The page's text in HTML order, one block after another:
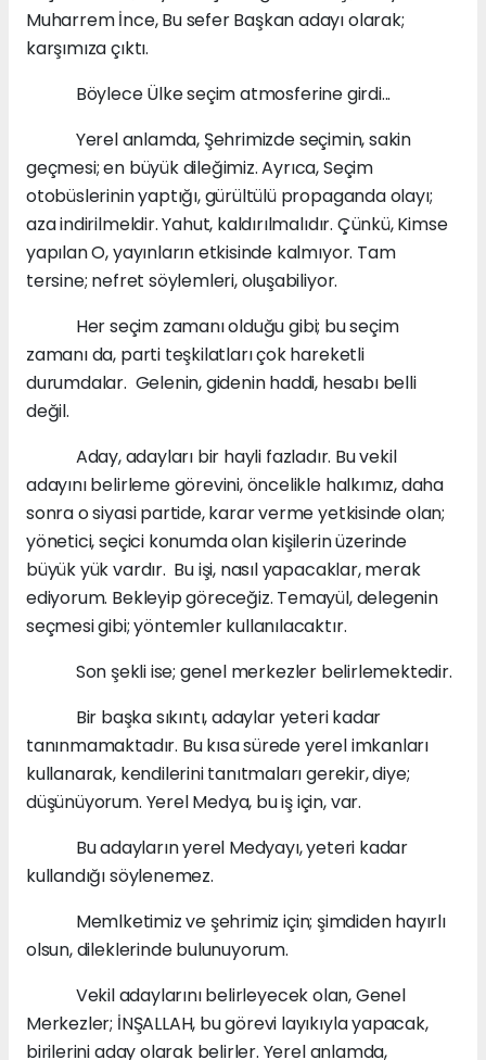
Muharrem İnce, Bu sefer Başkan adayı olarak;
karşımıza çıktı.
Böylece Ülke seçim atmosferine girdi...
Yerel anlamda, Şehrimizde seçimin, sakin
geçmesi; en büyük dileğimiz. Ayrıca, Seçim
otobüslerinin yaptığı, gürültülü propaganda olayı;
aza indirilmeldir. Yahut, kaldırılmalıdır. Çünkü, Kimse
yapılan O, yayınların etkisinde kalmıyor. Tam
tersine; nefret söylemleri, oluşabiliyor.
Her seçim zamanı olduğu gibi; bu seçim
zamanı da, parti teşkilatları çok hareketli
durumdalar. Gelenin, gidenin haddi, hesabı belli
değil.
Aday, adayları bir hayli fazladır. Bu vekil
adayını belirleme görevini, öncelikle halkımız, daha
sonra o siyasi partide, karar verme yetkisinde olan;
yönetici, seçici konumda olan kişilerin üzerinde
büyük yük vardır. Bu işi, nasıl yapacaklar, merak
ediyorum. Bekleyip göreceğiz. Temayül, delegenin
seçmesi gibi; yöntemler kullanılacaktır.
Son şekli ise; genel merkezler belirlemektedir.
Bir başka sıkıntı, adaylar yeteri kadar
tanınmamaktadır. Bu kısa sürede yerel imkanları
kullanarak, kendilerini tanıtmaları gerekir, diye;
düşünüyorum. Yerel Medya, bu iş için, var.
Bu adayların yerel Medyayı, yeteri kadar
kullandığı söylenemez.
Memlketimiz ve şehrimiz için; şimdiden hayırlı
olsun, dileklerinde bulunuyorum.
Vekil adaylarını belirleyecek olan, Genel
Merkezler; İNŞALLAH, bu görevi layıkıyla yapacak,
birilerini aday olarak belirler. Yerel anlamda,